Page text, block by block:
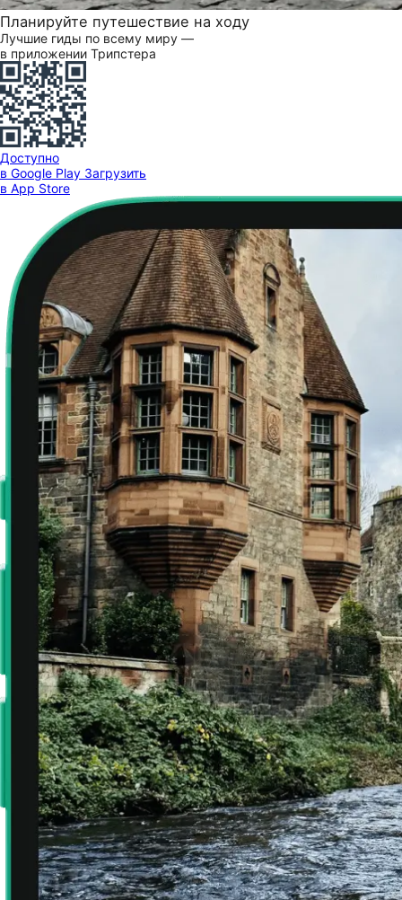
Планируйте путешествие на ходу
Лучшие гиды по всему миру —
в приложении Трипстера
Доступно
в Google Play Загрузить
в App Store